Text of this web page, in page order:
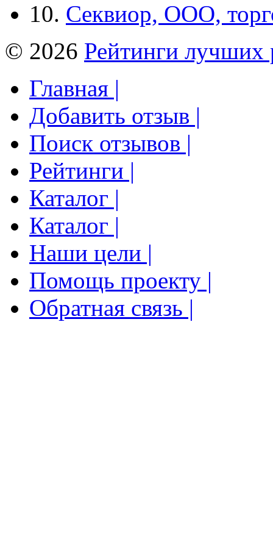
10. Секвиор, ООО,
© 2026 Рейтинги лучших
Главная |
Добавить отзыв |
Поиск отзывов |
Рейтинги |
Каталог |
Каталог |
Наши цели |
Помощь проекту |
Обратная связь |